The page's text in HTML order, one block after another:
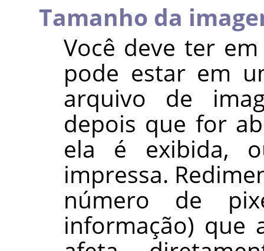
Tamanho da
Você deve ter
pode estar em
arquivo de
depois que for
ela é exibida,
impressa.
número de
informação) que